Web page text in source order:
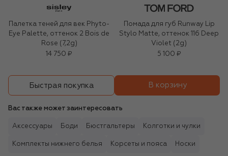
Палетка теней для век Phyto-
Eye Palette, оттенок 2 Bois de
Rose (7,2g)
14 750 ₽
Помада для губ Runway Lip
Stylo Matte, оттенок 116 Deep
Violet (2g)
5 100 ₽
Быстрая покупка В корзину
Вас также может заинтересовать
Аксессуары Боди Бюстгальтеры Колготки и чулки
Комплекты нижнего белья Корсеты и пояса Носки